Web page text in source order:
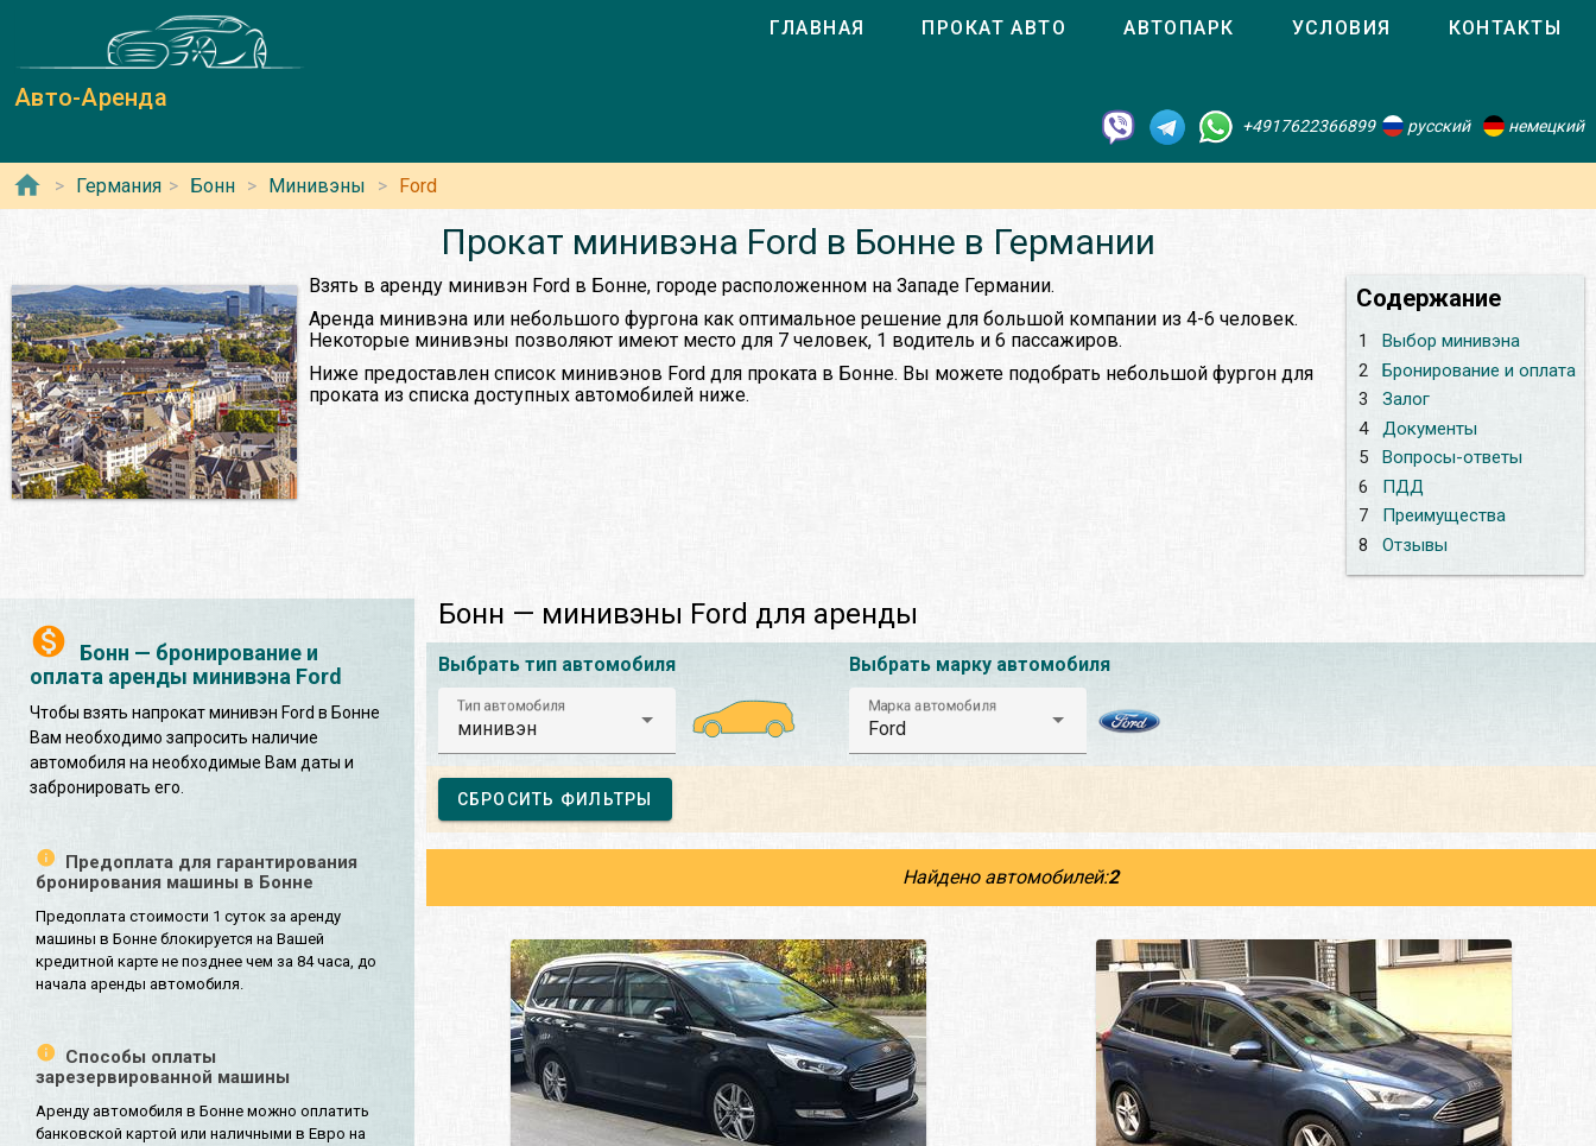
Авто-Аренда
ГЛАВНАЯ ПРОКАТ АВТО АВТОПАРК УСЛОВИЯ КОНТАКТЫ
+4917622366899 русский немецкий
Германия Бонн Минивэны Ford
Прокат минивэна Ford в Бонне в Германии
Содержание
1
Выбор минивэна
2
Бронирование и оплата
3
Залог
4
Документы
5
Вопросы-ответы
6
ПДД
7
Преимущества
8
Отзывы
Взять в аренду минивэн Ford в Бонне, городе расположенном на Западе Германии.
Аренда минивэна или небольшого фургона как оптимальное решение для большой компании из 4-6 человек.
Некоторые минивэны позволяют имеют место для 7 человек, 1 водитель и 6 пассажиров.
Ниже предоставлен список минивэнов Ford для проката в Бонне. Вы можете подобрать небольшой фургон для
проката из списка доступных автомобилей ниже.
Бонн — бронирование и
оплата аренды минивэна Ford
Чтобы взять напрокат минивэн Ford в Бонне
Вам необходимо запросить наличие
автомобиля на необходимые Вам даты и
забронировать его.
Предоплата для гарантирования
бронирования машины в Бонне
Предоплата стоимости 1 суток за аренду
машины в Бонне блокируется на Вашей
кредитной карте не позднее чем за 84 часа, до
начала аренды автомобиля.
Способы оплаты
зарезервированной машины
Аренду автомобиля в Бонне можно оплатить
банковской картой или наличными в Евро на
Бонн — минивэны Ford для аренды
Выбрать тип автомобиля
Тип автомобиля
минивэн
Выбрать марку автомобиля
Марка автомобиля
Ford
СБРОСИТЬ ФИЛЬТРЫ
Найдено автомобилей:2